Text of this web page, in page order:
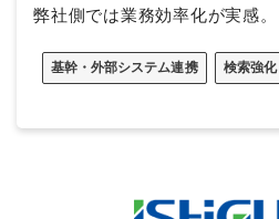
弊社側では業務効率化が実感。
基幹・外部システム連携 検索強化